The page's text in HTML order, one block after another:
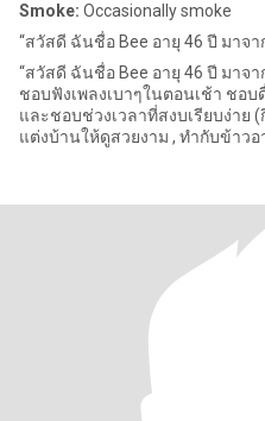
Smoke: Occasionally smoke
“สวัสดี ฉันชื่อ Bee อายุ 46 ปี มาจา
“สวัสดี ฉันชื่อ Bee อายุ 46 ปี มาจากประเทศไทย ฉันเป็นผู้หญิง สบายๆ
ชอบฟังเพลงเบาๆในตอนเช้า ชอ
และชอบช่วงเวลาที่สงบเรียบง่าย